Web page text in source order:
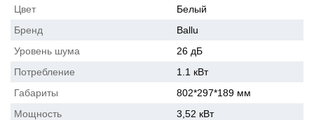
Цвет
Белый
Бренд
Ballu
Уровень шума
26 дБ
Потребление
1.1 кВт
Габариты
802*297*189 мм
Мощность
3,52 кВт